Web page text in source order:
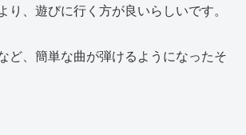
り、遊びに行く方が良いらしいです。
ど、簡単な曲が弾けるようになったそ